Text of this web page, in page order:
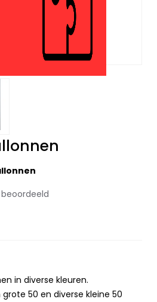
in diverse kleuren.
50 en diverse kleine 50